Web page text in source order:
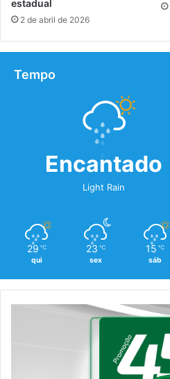
estadual
2 de abril de 2026
Tempo
Encantado
Light Rain
29 ℃
qui
23 ℃
sex
15 ℃
sáb